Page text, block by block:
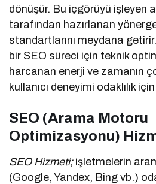
dönüşür. Bu içgörüyü işleyen
tarafından hazırlanan
standartlarını meydana getirir.
bir SEO süreci için teknik
harcanan enerji ve zamanın
kullanıcı deneyimi odaklılık
SEO (Arama Motoru
Optimizasyonu)
SEO Hizmeti;işletmelerin
(Google, Yandex, Bing vb.)